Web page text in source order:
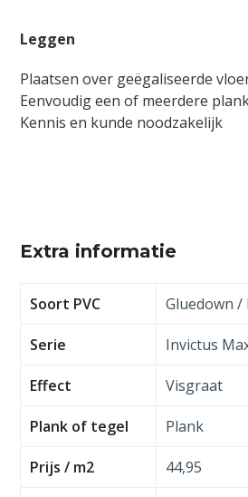
Leggen
Plaatsen over geëgaliseerde
Eenvoudig een of meerdere
Kennis en kunde noodzakelijk
Extra informatie
Soort PVC Gluedown /
Serie Invictus
Effect Visgraat
Plank of tegel Plank
Prijs / m2 44,95